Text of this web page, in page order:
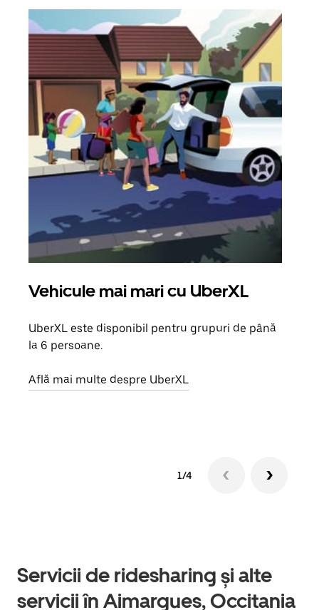
Vehicule mai mari cu UberXL
UberXL este disponibil pentru grupuri de până
la 6 persoane.
Află mai multe despre UberXL
1/4
Servicii de ridesharing și alte
servicii în Aimargues, Occitania